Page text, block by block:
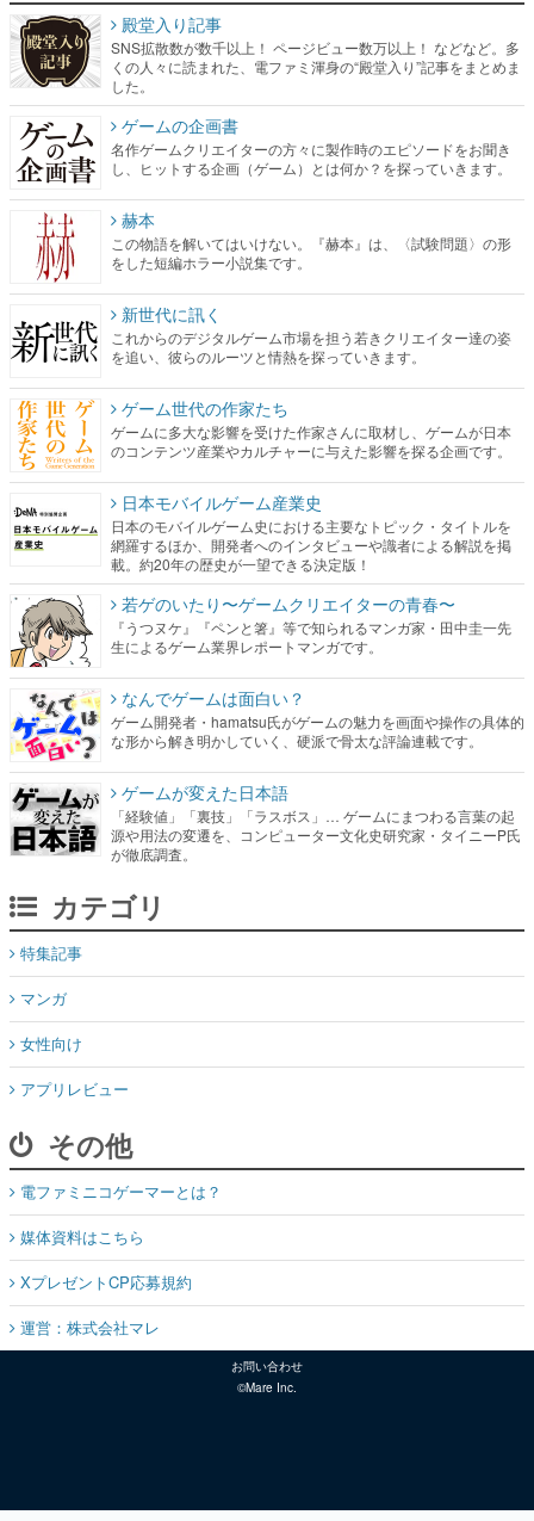
殿堂入り記事
SNS拡散数が数千以上！ ページビュー数万以上！ などなど。多
くの人々に読まれた、電ファミ渾身の“殿堂入り”記事をまとめま
した。
ゲームの企画書
名作ゲームクリエイターの方々に製作時のエピソードをお聞き
し、ヒットする企画（ゲーム）とは何か？を探っていきます。
赫本
この物語を解いてはいけない。『赫本』は、〈試験問題〉の形
をした短編ホラー小説集です。
新世代に訊く
これからのデジタルゲーム市場を担う若きクリエイター達の姿
を追い、彼らのルーツと情熱を探っていきます。
ゲーム世代の作家たち
ゲームに多大な影響を受けた作家さんに取材し、ゲームが日本
のコンテンツ産業やカルチャーに与えた影響を探る企画です。
日本モバイルゲーム産業史
日本のモバイルゲーム史における主要なトピック・タイトルを
網羅するほか、開発者へのインタビューや識者による解説を掲
載。約20年の歴史が一望できる決定版！
若ゲのいたり〜ゲームクリエイターの青春〜
『うつヌケ』『ペンと箸』等で知られるマンガ家・田中圭一先
生によるゲーム業界レポートマンガです。
なんでゲームは面白い？
ゲーム開発者・hamatsu氏がゲームの魅力を画面や操作の具体的
な形から解き明かしていく、硬派で骨太な評論連載です。
ゲームが変えた日本語
「経験値」「裏技」「ラスボス」… ゲームにまつわる言葉の起
源や用法の変遷を、コンピューター文化史研究家・タイニーP氏
が徹底調査。
カテゴリ
特集記事
マンガ
女性向け
アプリレビュー
その他
電ファミニコゲーマーとは？
媒体資料はこちら
XプレゼントCP応募規約
運営：株式会社マレ
お問い合わせ
©Mare Inc.